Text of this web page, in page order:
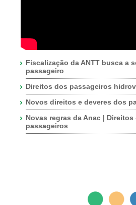
Fiscalização da ANTT busca a
passageiro
Direitos dos passageiros
Novos direitos e deveres dos
Novas regras da Anac | Direitos
passageiros